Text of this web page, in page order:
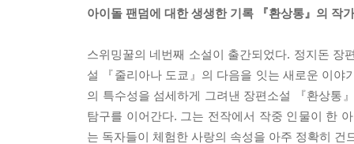
아이돌 팬덤에 대한 생생한 기록 『환상통』의 작
스위밍꿀의 네번째 소설이 출간되었다. 정지돈
설 『줄리아나 도쿄』의 다음을 잇는 새로운 이
의 특수성을 섬세하게 그려낸 장편소설 『환상통
탐구를 이어간다. 그는 전작에서 작중 인물이 한
는 독자들이 체험한 사랑의 속성을 아주 정확히